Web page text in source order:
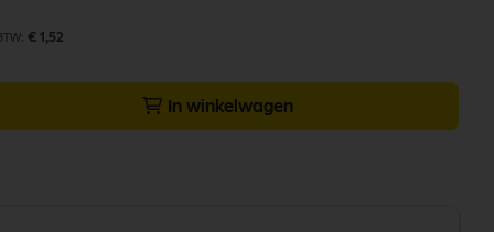
€ 1,52
In winkelwagen